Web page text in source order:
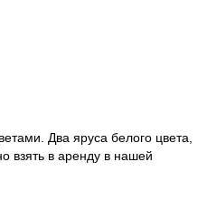
Два яруса белого цвета,
взять в аренду в нашей